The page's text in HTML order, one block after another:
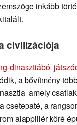
inkább
civilizációja
dinasztiából
a bővítmény
amely
csetepaté, a
alappillér köré